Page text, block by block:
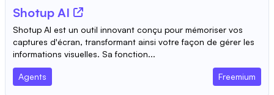
Shotup AI
Shotup AI est un outil innovant conçu pour mémoriser vos
captures d'écran, transformant ainsi votre façon de gérer les
informations visuelles. Sa fonction...
Agents Freemium